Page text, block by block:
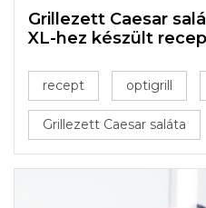
Grillezett Caesar
XL-hez készült
recept optigrill
Grillezett Caesar saláta